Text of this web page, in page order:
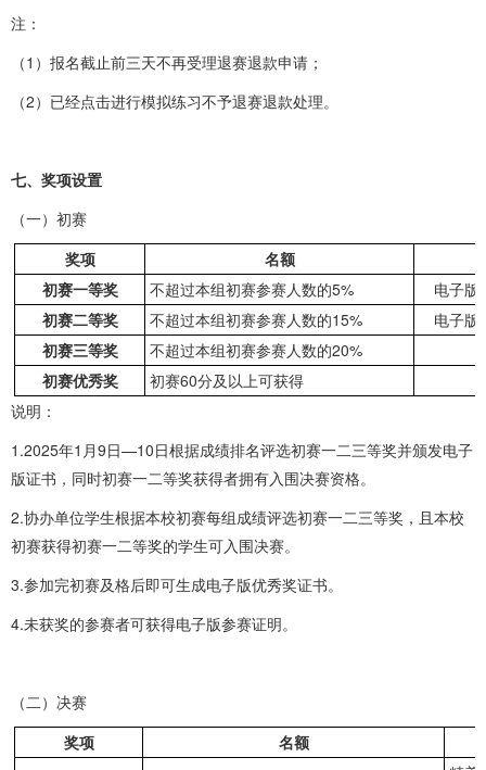
注：
（1）报名截止前三天不再受理退赛退款申请；
（2）已经点击进行模拟练习不予退赛退款处理。
七、奖项设置
（一）初赛
奖项
名额
初赛一等奖
不超过本组初赛参赛人数的5% 电子版
初赛二等奖
不超过本组初赛参赛人数的15% 电子版
初赛三等奖
不超过本组初赛参赛人数的20%
初赛优秀奖
初赛60分及以上可获得
说明：
1.2025年1月9日—10日根据成绩排名评选初赛一二三等奖并颁发电子
版证书，同时初赛一二等奖获得者拥有入围决赛资格。
2.协办单位学生根据本校初赛每组成绩评选初赛一二三等奖，且本校
初赛获得初赛一二等奖的学生可入围决赛。
3.参加完初赛及格后即可生成电子版优秀奖证书。
4.未获奖的参赛者可获得电子版参赛证明。
（二）决赛
奖项
名额